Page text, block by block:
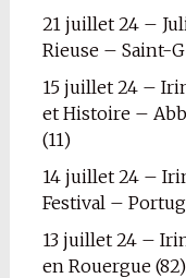
21 juillet 24 –
Rieuse – Saint-
15 juillet 24 –
et Histoire –
(11)
14 juillet 24 –
Festival –
13 juillet 24 –
en Rouergue (82)